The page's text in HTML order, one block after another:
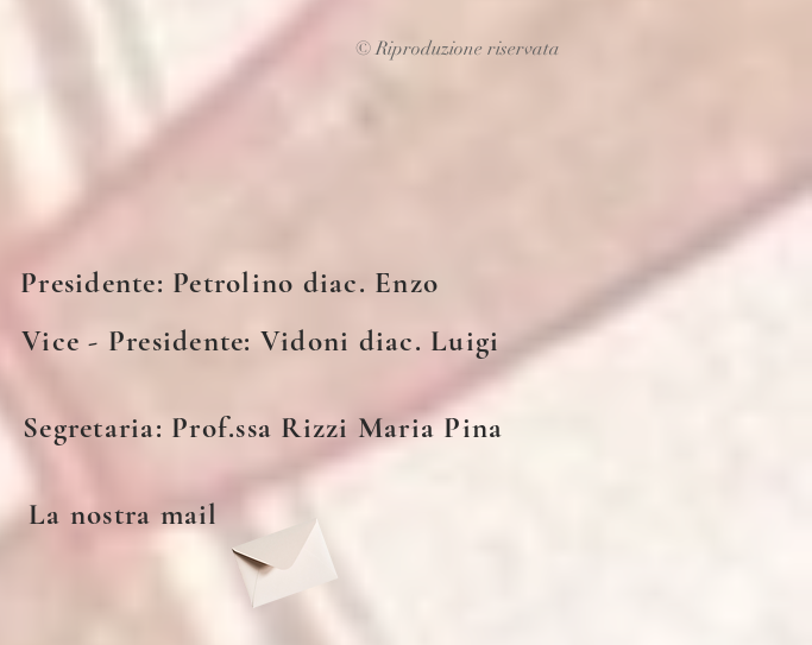
© Riproduzione riservata
Presidente: Petrolino diac. Enzo
Vice - Presidente: Vidoni diac. Luigi
Segretaria: Prof.ssa Rizzi Maria Pina
La nostra mail